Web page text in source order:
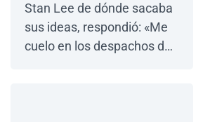
Stan Lee de dónde sacaba
sus ideas, respondió: «Me
cuelo en los despachos de